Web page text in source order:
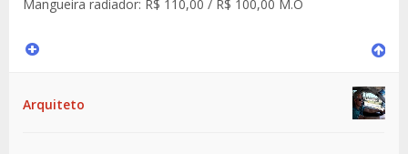
Mangueira radiador: R$ 110,00 / R$ 100,00 M.O
Arquiteto